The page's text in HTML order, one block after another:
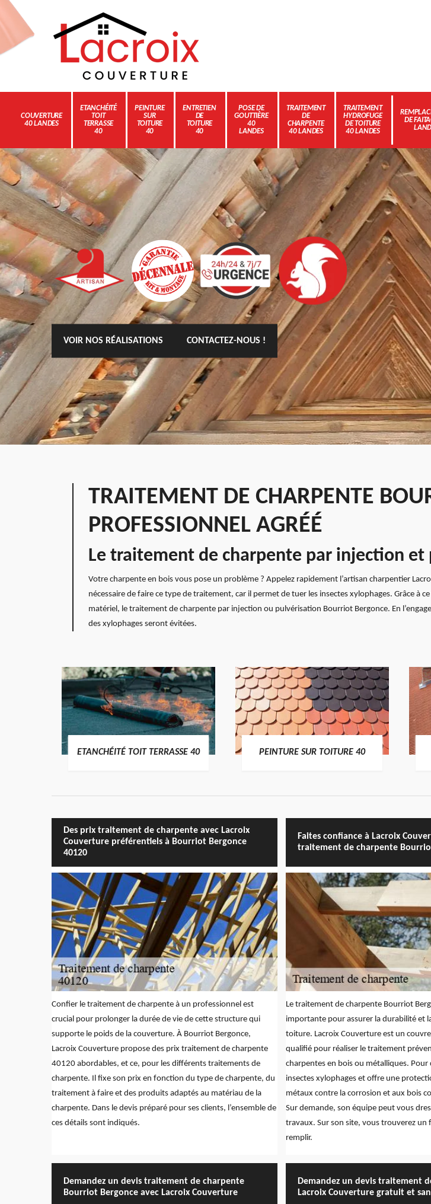
COUVERTURE
40 LANDES
ETANCHÉITÉ
TOIT
TERRASSE
40
PEINTURE
SUR
TOITURE
40
ENTRETIEN
DE
TOITURE
40
POSE DE
GOUTTIÈRE
40
LANDES
TRAITEMENT
DE
CHARPENTE
40 LANDES
TRAITEMENT
HYDROFUGE
DE TOITURE
40 LANDES
DE
VOIR NOS RÉALISATIONS CONTACTEZ-NOUS !
TRAITEMENT DE CHARPENTE
PROFESSIONNEL AGRÉÉ
Le traitement de charpente par injection
Votre charpente en bois vous pose un problème ? Appelez rapidement l’artisan charpentier
nécessaire de faire ce type de traitement, car il permet de tuer les insectes xylophages. Grâce
matériel, le traitement de charpente par injection ou pulvérisation Bourriot Bergonce. En
des xylophages seront évitées.
ETANCHÉITÉ TOIT TERRASSE 40 PEINTURE SUR TOITURE 40
Des prix traitement de charpente avec Lacroix
Couverture préférentiels à Bourriot Bergonce
40120
Confier le traitement de charpente à un professionnel est
crucial pour prolonger la durée de vie de cette structure qui
supporte le poids de la couverture. À Bourriot Bergonce,
Lacroix Couverture propose des prix traitement de charpente
40120 abordables, et ce, pour les différents traitements de
charpente. Il fixe son prix en fonction du type de charpente, du
traitement à faire et des produits adaptés au matériau de la
charpente. Dans le devis préparé pour ses clients, l’ensemble de
ces détails sont indiqués.
Faites confiance à Lacroix
traitement de charpente
Le traitement de charpente Bourriot
importante pour assurer la durabilité et
toiture. Lacroix Couverture est un
qualifié pour réaliser le traitement
charpentes en bois ou métalliques. Pour
insectes xylophages et offre une
métaux contre la corrosion et aux bois
Sur demande, son équipe peut vous
travaux. Sur son site, vous trouverez un
remplir.
Demandez un devis traitement de charpente
Bourriot Bergonce avec Lacroix Couverture
Demandez un devis traitement
Lacroix Couverture gratuit et